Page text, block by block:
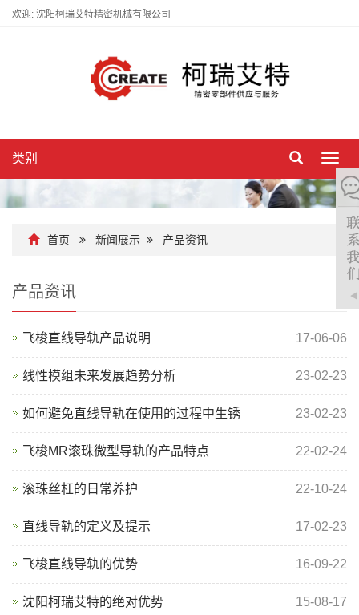
欢迎: 沈阳柯瑞艾特精密机械有限公司
切
换
导
航
类别
首页 新闻展示 产品资讯
产品资讯
飞梭直线导轨产品说明 17-06-06
线性模组未来发展趋势分析 23-02-23
如何避免直线导轨在使用的过程中生锈 23-02-23
飞梭MR滚珠微型导轨的产品特点 22-02-24
滚珠丝杠的日常养护 22-10-24
直线导轨的定义及提示 17-02-23
飞梭直线导轨的优势 16-09-22
沈阳柯瑞艾特的绝对优势 15-08-17